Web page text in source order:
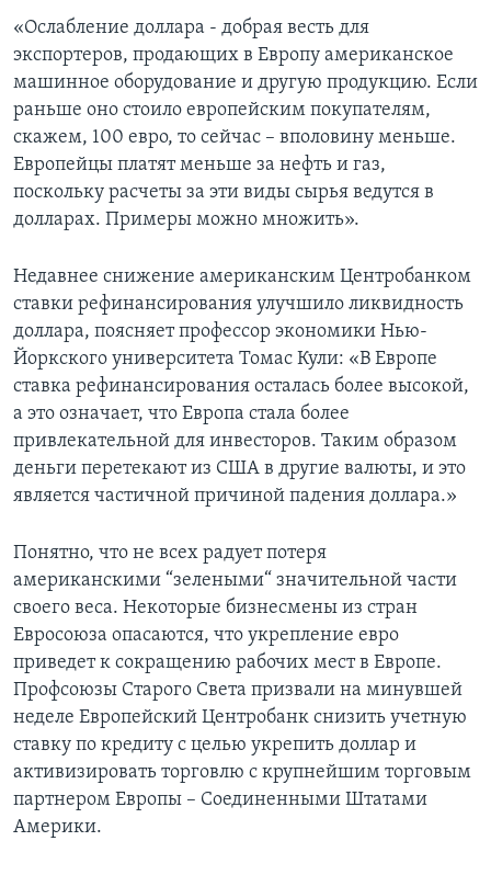
«Ослабление доллара - добрая весть для
экспортеров, продающих в Европу американское
машинное оборудование и другую продукцию. Если
раньше оно стоило европейским покупателям,
скажем, 100 евро, то сейчас – вполовину меньше.
Европейцы платят меньше за нефть и газ,
поскольку расчеты за эти виды сырья ведутся в
долларах. Примеры можно множить».
Недавнее снижение американским Центробанком
ставки рефинансирования улучшило ликвидность
доллара, поясняет профессор экономики Нью-
Йоркского университета Томас Кули: «В Европе
ставка рефинансирования осталась более высокой,
а это означает, что Европа стала более
привлекательной для инвесторов. Таким образом
деньги перетекают из США в другие валюты, и это
является частичной причиной падения доллара.»
Понятно, что не всех радует потеря
американскими “зелеными“ значительной части
своего веса. Некоторые бизнесмены из стран
Евросоюза опасаются, что укрепление евро
приведет к сокращению рабочих мест в Европе.
Профсоюзы Старого Света призвали на минувшей
неделе Европейский Центробанк снизить учетную
ставку по кредиту с целью укрепить доллар и
активизировать торговлю с крупнейшим торговым
партнером Европы – Соединенными Штатами
Америки.